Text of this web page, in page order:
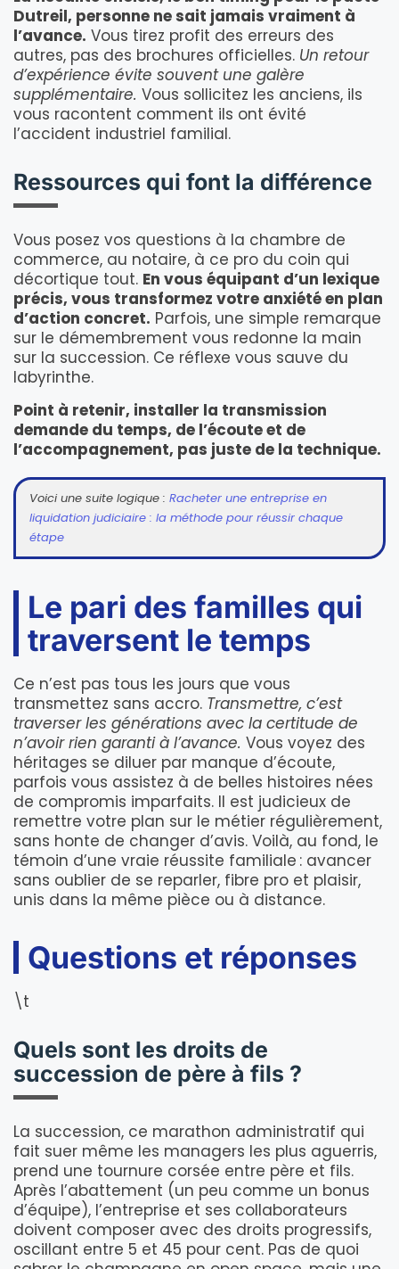
Dutreil, personne ne sait jamais vraiment à
l’avance. Vous tirez profit des erreurs des
autres, pas des brochures officielles. Un retour
d’expérience évite souvent une galère
supplémentaire. Vous sollicitez les anciens, ils
vous racontent comment ils ont évité
l’accident industriel familial.
Ressources qui font la différence
Vous posez vos questions à la chambre de
commerce, au notaire, à ce pro du coin qui
décortique tout. En vous équipant d’un lexique
précis, vous transformez votre anxiété en plan
d’action concret. Parfois, une simple remarque
sur le démembrement vous redonne la main
sur la succession. Ce réflexe vous sauve du
labyrinthe.
Point à retenir, installer la transmission
demande du temps, de l’écoute et de
l’accompagnement, pas juste de la technique.
Voici une suite logique : Racheter une entreprise en
liquidation judiciaire : la méthode pour réussir chaque
étape
Le pari des familles qui
traversent le temps
Ce n’est pas tous les jours que vous
transmettez sans accro. Transmettre, c’est
traverser les générations avec la certitude de
n’avoir rien garanti à l’avance. Vous voyez des
héritages se diluer par manque d’écoute,
parfois vous assistez à de belles histoires nées
de compromis imparfaits. Il est judicieux de
remettre votre plan sur le métier régulièrement,
sans honte de changer d’avis. Voilà, au fond, le
témoin d’une vraie réussite familiale : avancer
sans oublier de se reparler, fibre pro et plaisir,
unis dans la même pièce ou à distance.
Questions et réponses
\t
Quels sont les droits de
succession de père à fils ?
La succession, ce marathon administratif qui
fait suer même les managers les plus aguerris,
prend une tournure corsée entre père et fils.
Après l’abattement (un peu comme un bonus
d’équipe), l’entreprise et ses collaborateurs
doivent composer avec des droits progressifs,
oscillant entre 5 et 45 pour cent. Pas de quoi